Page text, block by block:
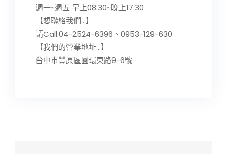
週一~週五 早上08:30~晚上17:30
【想聯絡我們…】
請Call:04-2524-6396、0953-129-630
【我們的營業地址…】
台中市豐原區圓環東路9-6號